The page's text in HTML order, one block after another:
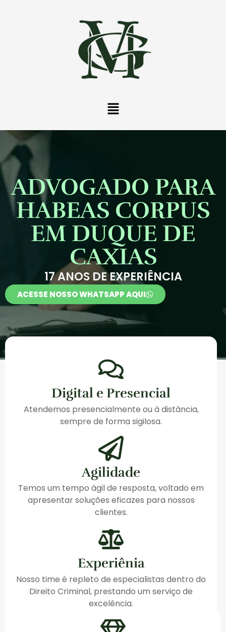
ADVOGADO PARA
HABEAS CORPUS
EM DUQUE DE
CAXIAS
17 ANOS DE EXPERIÊNCIA
ACESSE NOSSO WHATSAPP AQUI
Digital e Presencial
Atendemos presencialmente ou à distância,
sempre de forma sigilosa.
Agilidade
Temos um tempo ágil de resposta, voltado em
apresentar soluções eficazes para nossos
clientes.
Experiênia
Nosso time é repleto de especialistas dentro do
Direito Criminal, prestando um serviço de
excelência.